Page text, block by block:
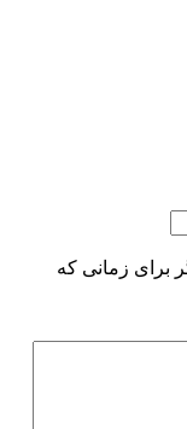
برای زمانی که